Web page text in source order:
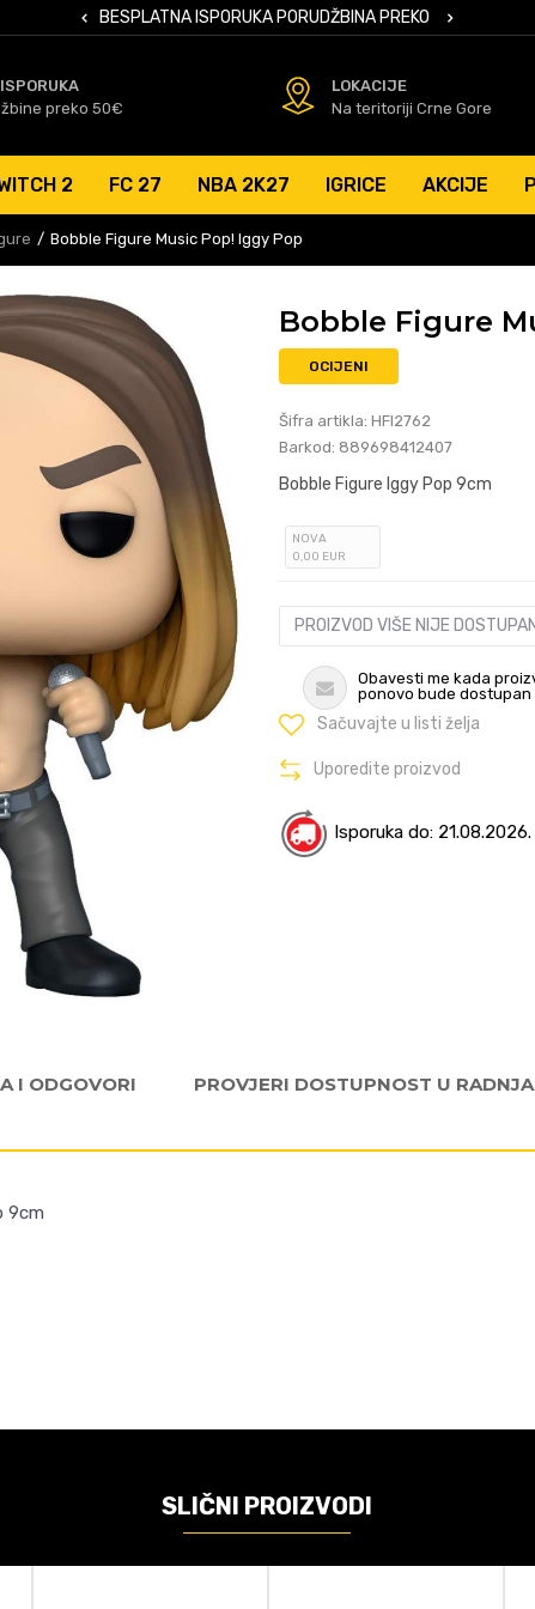
BESPLATNA ISPORUKA PORUDŽBINA PREKO 50 EURSIGURNO
preko 50€
LOKACIJE
Na teritoriji Crne Gore
2 FC 27 NBA 2K27 IGRICE AKCIJE
Bobble Figure Music Pop! Iggy Pop
Bobble Figure
OCIJENI
Šifra artikla: HFI2762
Barkod: 889698412407
Bobble Figure Iggy Pop 9cm
NOVA
0,00 EUR
PROIZVOD VIŠE NIJE
Obavesti me kada
ponovo bude dostupan
Sačuvajte u listi želja
Uporedite proizvod
Isporuka do: 21.08.2026.
I ODGOVORI
PROVJERI DOSTUPNOST U
9cm
Rasprodaja
Funko
SLIČNI PROIZVODI